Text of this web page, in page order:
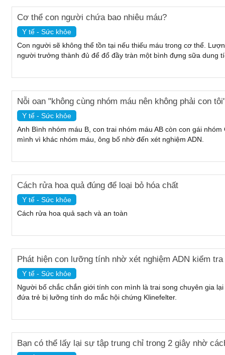
Cơ thể con người chứa bao nhiêu máu?
Y tế - Sức khỏe
Con người sẽ không thể tồn tại nếu thiếu máu trong cơ thể.
người trưởng thành đủ để đổ đầy tràn một bình đựng sữa dung
Nỗi oan "không cùng nhóm máu nên không phải con
Y tế - Sức khỏe
Anh Bình nhóm máu B, con trai nhóm máu AB còn con gái
mình vì khác nhóm máu, ông bố nhờ đến xét nghiệm ADN.
Cách rửa hoa quả đúng để loại bỏ hóa chất
Y tế - Sức khỏe
Cách rửa hoa quả sạch và an toàn
Phát hiện con lưỡng tính nhờ xét nghiệm ADN kiểm tra
Y tế - Sức khỏe
Người bố chắc chắn giới tính con mình là trai song chuyên gia
đứa trẻ bị lưỡng tính do mắc hội chứng Klinefelter.
Bạn có thể lấy lại sự tập trung chỉ trong 2 giây nhờ